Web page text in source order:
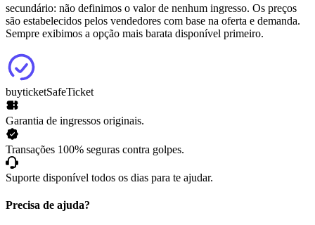
secundário: não definimos o valor de nenhum ingresso. Os preços
são estabelecidos pelos vendedores com base na oferta e demanda.
Sempre exibimos a opção mais barata disponível primeiro.
buyticketSafeTicket
Garantia de ingressos originais.
Transações 100% seguras contra golpes.
Suporte disponível todos os dias para te ajudar.
Precisa de ajuda?